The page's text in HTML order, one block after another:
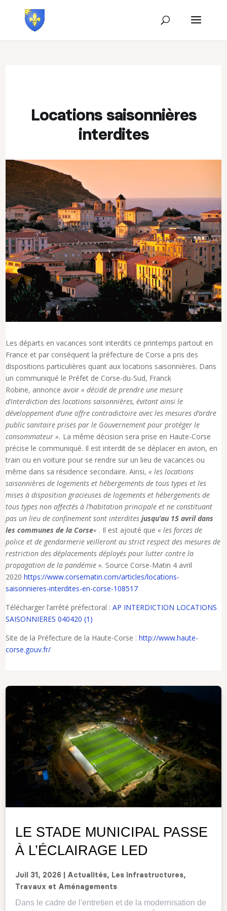
Locations saisonnières
interdites
Les départs en vacances sont interdits ce printemps partout en
France et par conséquent la préfecture de Corse a pris des
dispositions particulières quant aux locations saisonnières. Dans
un communiqué le Préfet de Corse-du-Sud, Franck
Robine, annonce avoir « décidé de prendre une mesure
d’interdiction des locations saisonnières, évitant ainsi le
développement d’une offre contradictoire avec les mesures d’ordre
public sanitaire prises par le Gouvernement pour protéger le
consommateur ». La même décision sera prise en Haute-Corse
précise le communiqué. Il est interdit de se déplacer en avion, en
train ou en voiture pour se rendre sur un lieu de vacances ou
même dans sa résidence secondaire. Ainsi,« les locations
saisonnières de logements et hébergements de tous types et les
mises à disposition gracieuses de logements et hébergements de
tous types non affectés à l’habitation principale et ne constituant
pas un lieu de confinement sont interditesjusqu’au 15 avril dans
les communes de la Corse« . Il est ajouté que« les forces de
police et de gendarmerie veilleront au strict respect des mesures de
restriction des déplacements déployés pour lutter contre la
propagation de la pandémie ». Source Corse-Matin 4 avril
2020https://www.corsematin.com/articles/locations-
saisonnieres-interdites-en-corse-108517
Télécharger l’arrêté préfectoral :AP INTERDICTION LOCATIONS
SAISONNIERES 040420 (1)
Site de la Préfecture de la Haute-Corse :http://www.haute-
corse.gouv.fr/
LE STADE MUNICIPAL PASSE
À L’ÉCLAIRAGE LED
Juil 31, 2026 Actualités, Les infrastructures,
Travaux et Aménagements
Dans le cadre de l'entretien et de la modernisation de